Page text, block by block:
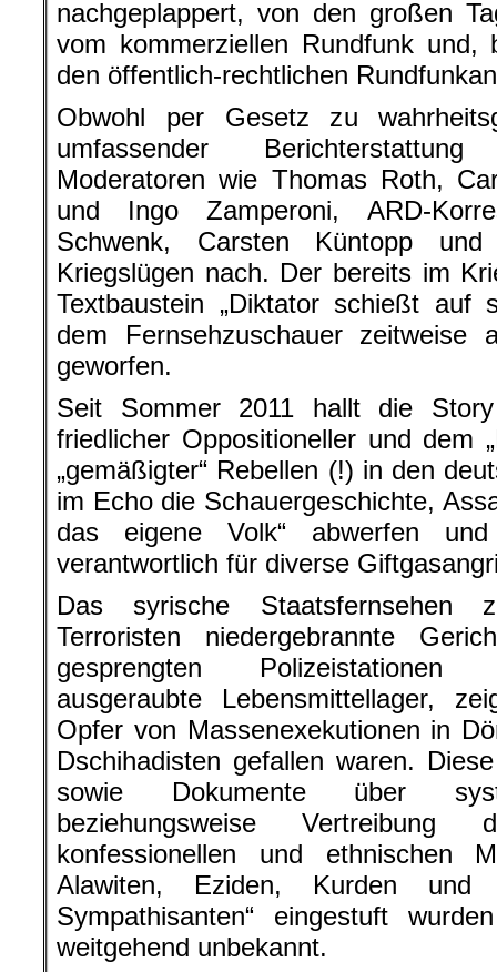
nachgeplappert, von den großen
vom kommerziellen Rundfunk und,
den öffentlich-rechtlichen
Obwohl per Gesetz zu
umfassender
Moderatoren wie Thomas Roth,
und Ingo Zamperoni, ARD-
Schwenk, Carsten Küntopp
Kriegslügen nach. Der bereits im
Textbaustein „Diktator schießt auf
dem Fernsehzuschauer zeitweise
geworfen.
Seit Sommer 2011 hallt die
friedlicher Oppositioneller und dem
„gemäßigter“ Rebellen (!) in den
im Echo die Schauergeschichte,
das eigene Volk“ abwerfen
verantwortlich für diverse
Das syrische Staatsfernsehen
Terroristen niedergebrannte
gesprengten Polizeistationen
ausgeraubte Lebensmittellager,
Opfer von Massenexekutionen in
Dschihadisten gefallen waren.
sowie Dokumente über
beziehungsweise
konfessionellen und ethnischen
Alawiten, Eziden, Kurden
Sympathisanten“ eingestuft
weitgehend unbekannt.